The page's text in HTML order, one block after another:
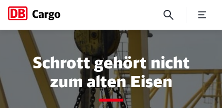
Schiene stärkt
Schrott gehört nicht
zum alten Eisen